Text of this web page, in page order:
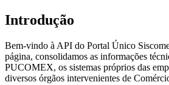
Introdução
Bem-vindo à API do Portal Único
página, consolidamos as informações
PUCOMEX, os sistemas próprios das
diversos órgãos intervenientes de